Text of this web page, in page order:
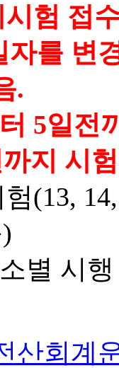
험 접
를 변
.
5일전
지 시
(13,
별 시
산회계